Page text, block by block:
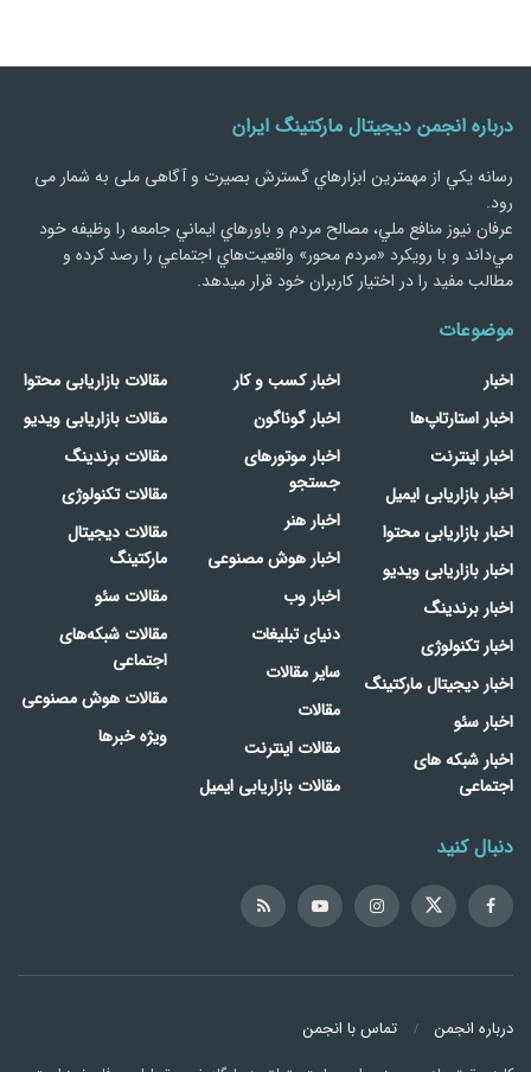
درباره انجمن دیجیتال مارکتینگ ایران
رسانه يكي از مهمترین ابزارهاي گسترش بصیرت و آگاهی ملی به شمار می
رود.
عرفان نیوز منافع ملي، مصالح مردم و باورهاي ايماني جامعه را وظيفه خود
مي‌داند و با رويكرد «مردم‌ محور» واقعيت‌هاي اجتماعي را رصد کرده و
مطالب مفید را در اختیار کاربران خود قرار میدهد.
موضوعات
اخبار
اخبار استارتاپ‌ها
اخبار اینترنت
اخبار بازاریابی ایمیل
اخبار بازاریابی محتوا
اخبار بازاریابی ویدیو
اخبار برندینگ
اخبار تکنولوژی
اخبار دیجیتال مارکتینگ
اخبار سئو
اخبار شبکه های
اجتماعی
اخبار کسب و کار
اخبار گوناگون
اخبار موتورهای
جستجو
اخبار هنر
اخبار هوش مصنوعی
اخبار وب
دنیای تبلیغات
سایر مقالات
مقالات
مقالات اینترنت
مقالات بازاریابی ایمیل
مقالات بازاریابی محتوا
مقالات بازاریابی ویدیو
مقالات برندینگ
مقالات تکنولوژی
مقالات دیجیتال
مارکتینگ
مقالات سئو
مقالات شبکه‌های
اجتماعی
مقالات هوش مصنوعی
ویژه خبرها
دنبال کنید
درباره انجمن تماس با انجمن